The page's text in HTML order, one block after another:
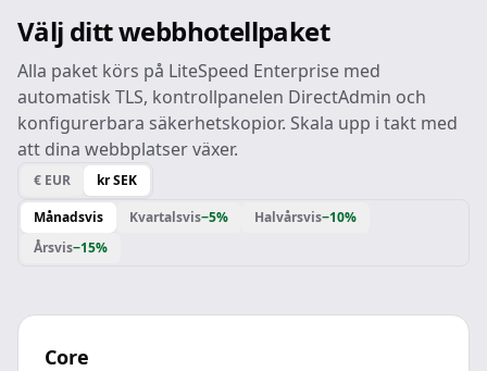
Välj ditt webbhotellpaket
Alla paket körs på LiteSpeed Enterprise med
automatisk TLS, kontrollpanelen DirectAdmin och
konfigurerbara säkerhetskopior. Skala upp i takt med
att dina webbplatser växer.
€ EUR
kr SEK
Månadsvis
Kvartalsvis−5% Halvårsvis−10%
Årsvis−15%
Core